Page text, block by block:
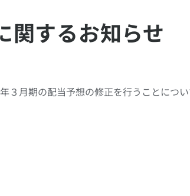
関するお知らせ
３月期の配当予想の修正を行うことにつ